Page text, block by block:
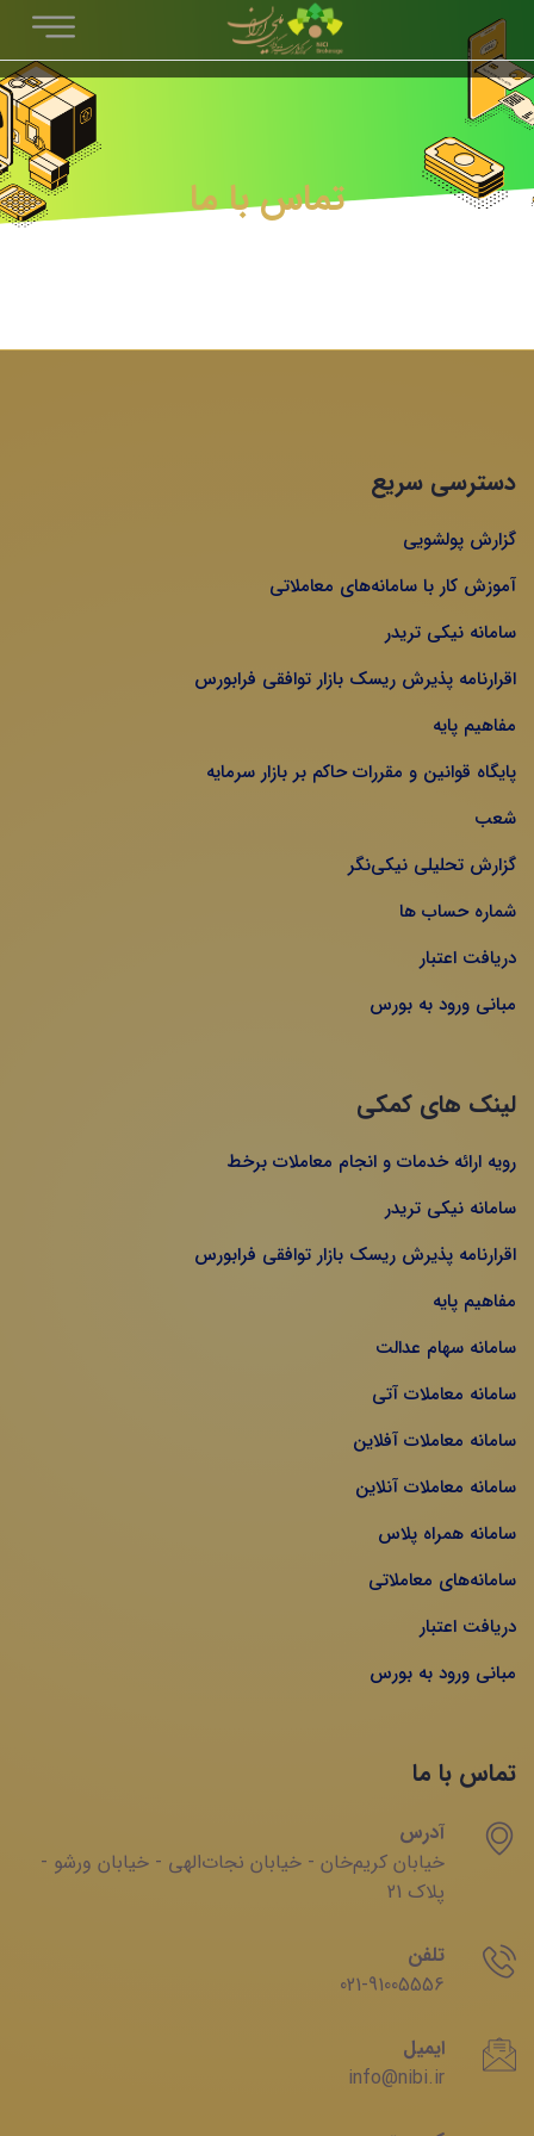
تماس با ما
دسترسی سریع
گزارش پولشویی
آموزش کار با سامانه‌های معاملاتی
سامانه نیکی تریدر
اقرارنامه پذیرش ریسک بازار توافقی فرابورس
مفاهیم پایه
پایگاه قوانین و مقررات حاکم بر بازار سرمایه
شعب
گزارش تحلیلی نیکی‌نگر
شماره حساب ها
دریافت اعتبار
مبانی ورود به بورس
لینک های کمکی
رویه ارائه خدمات و انجام معاملات برخط
سامانه نیکی تریدر
اقرارنامه پذیرش ریسک بازار توافقی فرابورس
مفاهیم پایه
سامانه سهام عدالت
سامانه معاملات آتی
سامانه معاملات آفلاین
سامانه معاملات آنلاین
سامانه همراه پلاس
سامانه‌های معاملاتی
دریافت اعتبار
مبانی ورود به بورس
تماس با ما
آدرس
خیابان‌ کریم‌‌خان - خیابان ‌نجات‌الهی - خیابان ‌ورشو -
پلاک 21
تلفن
021-91005556
ایمیل
info@nibi.ir